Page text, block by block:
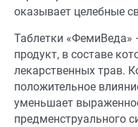
оказывает целебные
Таблетки «ФемиВеда»
продукт, в составе
лекарственных трав.
положительное
уменьшает
предменструального